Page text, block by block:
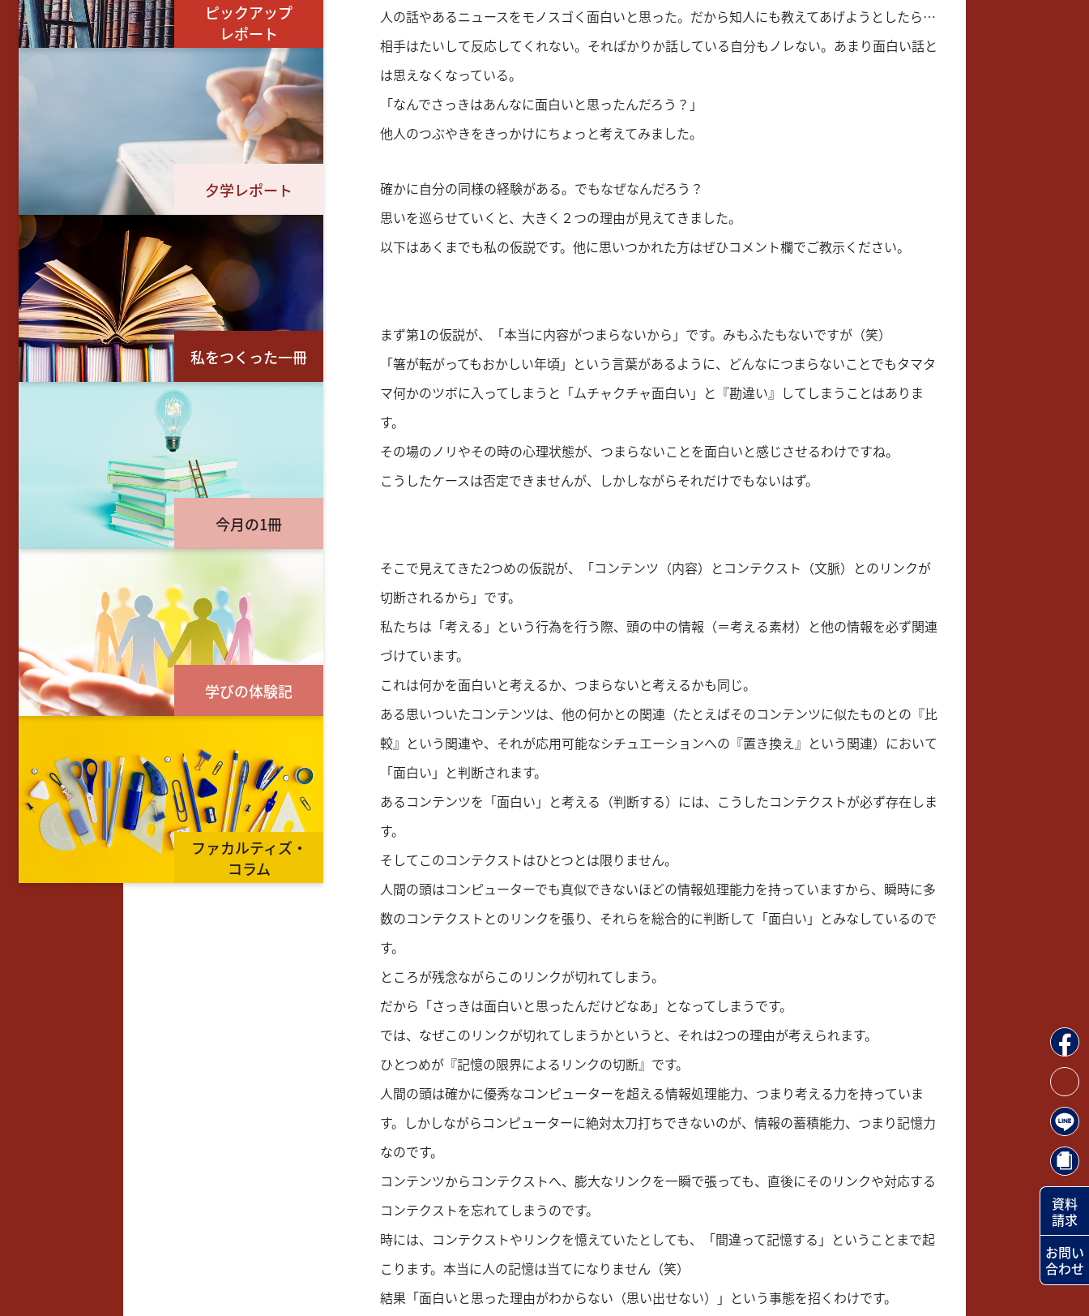
人の話やあるニュースをモノスゴく面白いと思った。だから知人にも教えてあげようとしたら…
相手はたいして反応してくれない。そればかりか話している自分もノレない。あまり面白い話と
は思えなくなっている。
「なんでさっきはあんなに面白いと思ったんだろう？」
他人のつぶやきをきっかけにちょっと考えてみました。
確かに自分の同様の経験がある。でもなぜなんだろう？
思いを巡らせていくと、大きく２つの理由が見えてきました。
以下はあくまでも私の仮説です。他に思いつかれた方はぜひコメント欄でご教示ください。
まず第1の仮説が、「本当に内容がつまらないから」です。みもふたもないですが（笑）
「箸が転がってもおかしい年頃」という言葉があるように、どんなにつまらないことでもタマタ
マ何かのツボに入ってしまうと「ムチャクチャ面白い」と『勘違い』してしまうことはありま
す。
その場のノリやその時の心理状態が、つまらないことを面白いと感じさせるわけですね。
こうしたケースは否定できませんが、しかしながらそれだけでもないはず。
そこで見えてきた2つめの仮説が、「コンテンツ（内容）とコンテクスト（文脈）とのリンクが
切断されるから」です。
私たちは「考える」という行為を行う際、頭の中の情報（＝考える素材）と他の情報を必ず関連
づけています。
これは何かを面白いと考えるか、つまらないと考えるかも同じ。
ある思いついたコンテンツは、他の何かとの関連（たとえばそのコンテンツに似たものとの『比
較』という関連や、それが応用可能なシチュエーションへの『置き換え』という関連）において
「面白い」と判断されます。
あるコンテンツを「面白い」と考える（判断する）には、こうしたコンテクストが必ず存在しま
す。
そしてこのコンテクストはひとつとは限りません。
人間の頭はコンピューターでも真似できないほどの情報処理能力を持っていますから、瞬時に多
数のコンテクストとのリンクを張り、それらを総合的に判断して「面白い」とみなしているので
す。
ところが残念ながらこのリンクが切れてしまう。
だから「さっきは面白いと思ったんだけどなあ」となってしまうです。
では、なぜこのリンクが切れてしまうかというと、それは2つの理由が考えられます。
ひとつめが『記憶の限界によるリンクの切断』です。
人間の頭は確かに優秀なコンピューターを超える情報処理能力、つまり考える力を持っていま
す。しかしながらコンピューターに絶対太刀打ちできないのが、情報の蓄積能力、つまり記憶力
なのです。
コンテンツからコンテクストへ、膨大なリンクを一瞬で張っても、直後にそのリンクや対応する
コンテクストを忘れてしまうのです。
時には、コンテクストやリンクを憶えていたとしても、「間違って記憶する」ということまで起
こります。本当に人の記憶は当てになりません（笑）
結果「面白いと思った理由がわからない（思い出せない）」という事態を招くわけです。
ピックアップ
レポート
夕学レポート
私をつくった一冊
今月の1冊
学びの体験記
ファカルティズ・
コラム
資料
請求
お問い
合わせ